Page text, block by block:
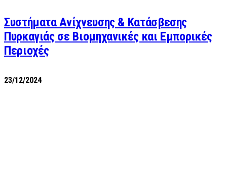
Συστήματα Ανίχνευσης & Κατάσβεσης
Πυρκαγιάς σε Βιομηχανικές και Εμπορικές
Περιοχές
23/12/2024